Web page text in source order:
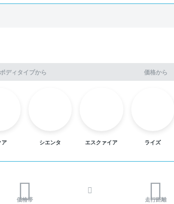
ボディタイプから 価格から
ア シエンタ エスクァイア ライズ
価格帯 走行距離